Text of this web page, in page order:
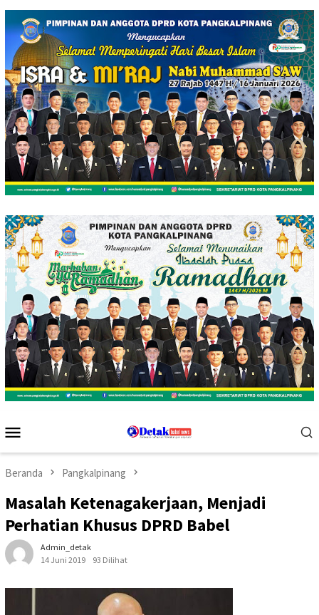
Loncat
konten
Mobile
Beranda Pangkalpinang
Masalah Ketenagakerjaan, Menjadi
Perhatian Khusus DPRD Babel
Admin_detak
14 Juni 2019
93 Dilihat